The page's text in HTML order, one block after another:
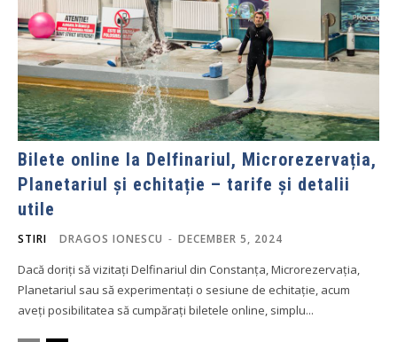
Bilete online la Delfinariul, Microrezervația,
Planetariul și echitație – tarife și detalii
utile
STIRI DRAGOS IONESCU - DECEMBER 5, 2024
Dacă doriți să vizitați Delfinariul din Constanța, Microrezervația,
Planetariul sau să experimentați o sesiune de echitație, acum
aveți posibilitatea să cumpărați biletele online, simplu...